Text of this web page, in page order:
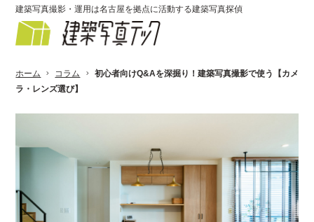
建築写真撮影・運用は名古屋を拠点に活動する建築写真探偵
ホーム コラム
初心者向けQ&Aを深掘り！建築写真撮影で使う【カメ
ラ・レンズ選び】